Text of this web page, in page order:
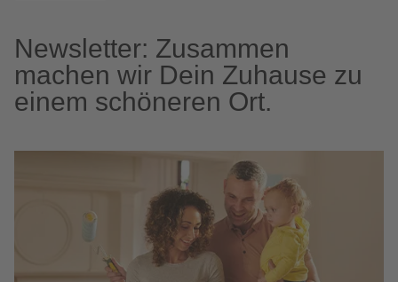
Newsletter: Zusammen
machen wir Dein Zuhause zu
einem schöneren Ort.